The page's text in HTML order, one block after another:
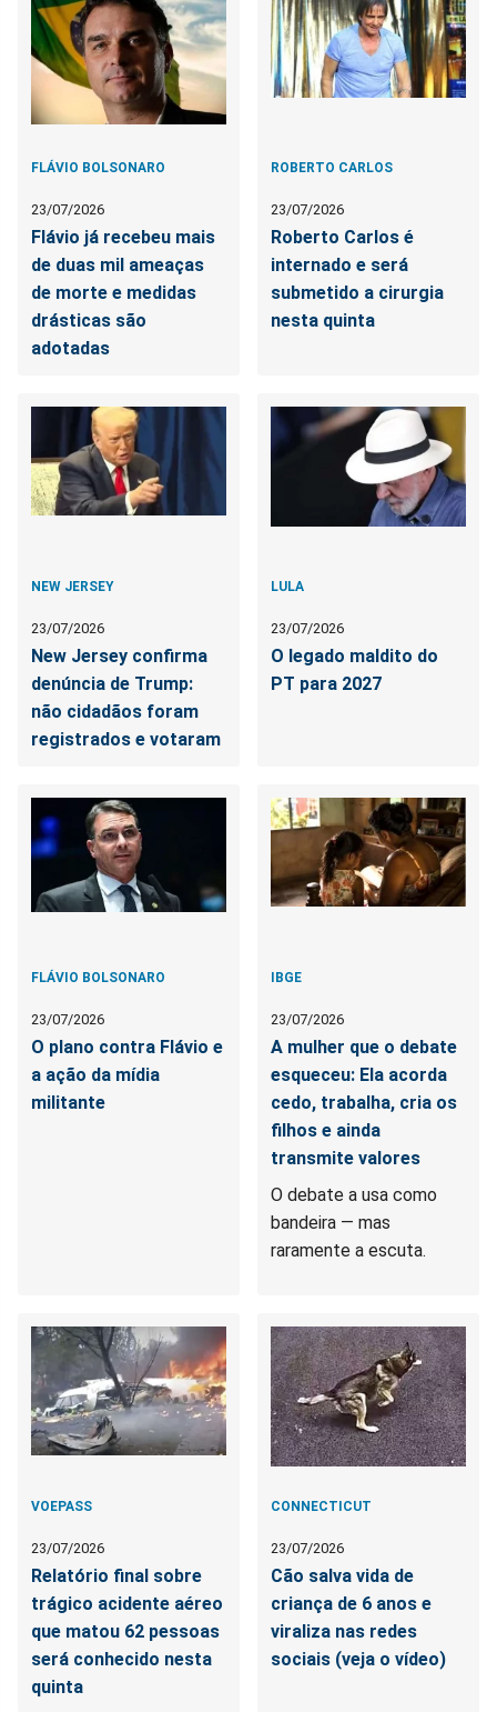
FLÁVIO BOLSONARO
23/07/2026
Flávio já recebeu mais
de duas mil ameaças
de morte e medidas
drásticas são
adotadas
ROBERTO CARLOS
23/07/2026
Roberto Carlos é
internado e será
submetido a cirurgia
nesta quinta
NEW JERSEY
23/07/2026
New Jersey confirma
denúncia de Trump:
não cidadãos foram
registrados e votaram
LULA
23/07/2026
O legado maldito do
PT para 2027
FLÁVIO BOLSONARO
23/07/2026
O plano contra Flávio e
a ação da mídia
militante
IBGE
23/07/2026
A mulher que o debate
esqueceu: Ela acorda
cedo, trabalha, cria os
filhos e ainda
transmite valores
O debate a usa como
bandeira — mas
raramente a escuta.
VOEPASS
23/07/2026
Relatório final sobre
trágico acidente aéreo
que matou 62 pessoas
será conhecido nesta
quinta
CONNECTICUT
23/07/2026
Cão salva vida de
criança de 6 anos e
viraliza nas redes
sociais (veja o vídeo)